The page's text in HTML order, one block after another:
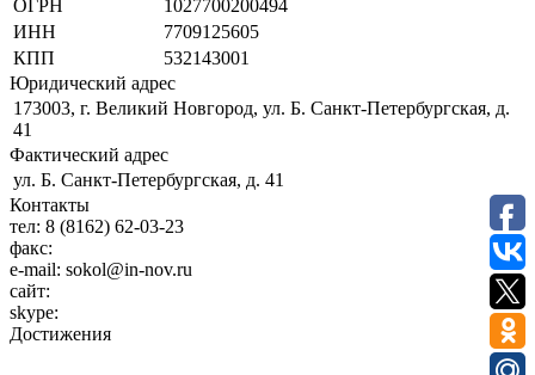
ОГРН
1027700200494
ИНН
7709125605
КПП
532143001
Юридический адрес
173003, г. Великий Новгород, ул. Б. Санкт-Петербургская, д.
41
Фактический адрес
ул. Б. Санкт-Петербургская, д. 41
Контакты
тел: 8 (8162) 62-03-23
факс:
e-mail: sokol@in-nov.ru
сайт:
skype:
Достижения